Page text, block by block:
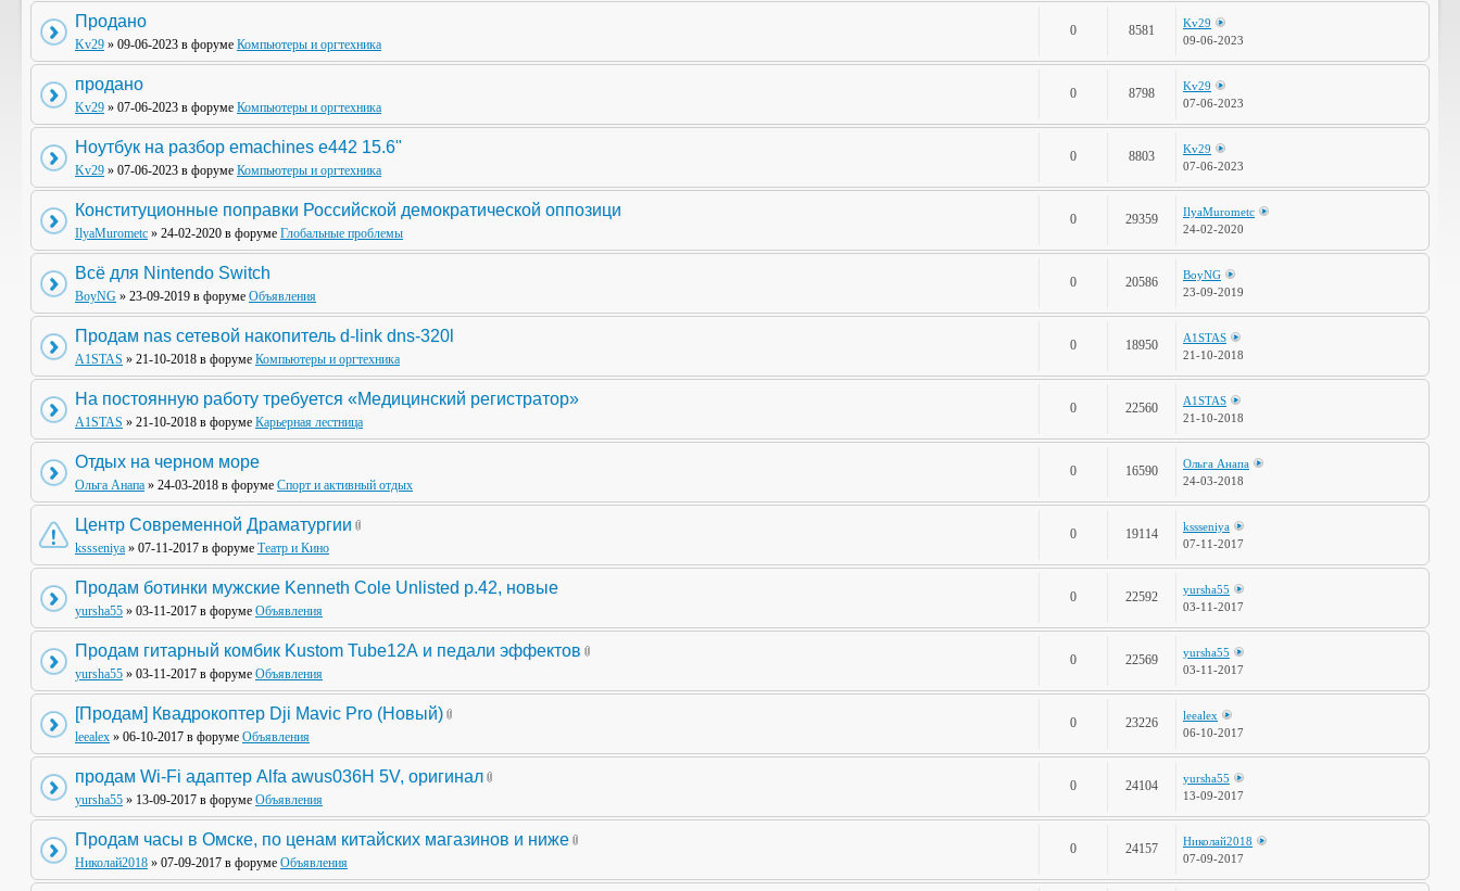
Продано
Kv29 » 09-06-2023 в форуме Компьютеры и оргтехника
0 8581
Kv29
09-06-2023
продано
Kv29 » 07-06-2023 в форуме Компьютеры и оргтехника
0 8798
Kv29
07-06-2023
Ноутбук на разбор emachines e442 15.6"
Kv29 » 07-06-2023 в форуме Компьютеры и оргтехника
0 8803
Kv29
07-06-2023
Конституционные поправки Российской демократической оппозици
IlyaMurometc » 24-02-2020 в форуме Глобальные проблемы
0 29359
IlyaMurometc
24-02-2020
Всё для Nintendo Switch
BoyNG » 23-09-2019 в форуме Объявления
0 20586
BoyNG
23-09-2019
Продам nas сетевой накопитель d-link dns-320l
A1STAS » 21-10-2018 в форуме Компьютеры и оргтехника
0 18950
A1STAS
21-10-2018
На постоянную работу требуется «Медицинский регистратор»
A1STAS » 21-10-2018 в форуме Карьерная лестница
0 22560
A1STAS
21-10-2018
Отдых на черном море
Ольга Анапа » 24-03-2018 в форуме Спорт и активный отдых
0 16590
Ольга Анапа
24-03-2018
Центр Современной Драматургии
kssseniya » 07-11-2017 в форуме Театр и Кино
0 19114
kssseniya
07-11-2017
Продам ботинки мужские Kenneth Cole Unlisted р.42, новые
yursha55 » 03-11-2017 в форуме Объявления
0 22592
yursha55
03-11-2017
Продам гитарный комбик Kustom Tube12А и педали эффектов
yursha55 » 03-11-2017 в форуме Объявления
0 22569
yursha55
03-11-2017
[Продам] Квадрокоптер Dji Mavic Pro (Новый)
leealex » 06-10-2017 в форуме Объявления
0 23226
leealex
06-10-2017
продам Wi-Fi адаптер Alfa awus036H 5V, оригинал
yursha55 » 13-09-2017 в форуме Объявления
0 24104
yursha55
13-09-2017
Продам часы в Омске, по ценам китайских магазинов и ниже
Николай2018 » 07-09-2017 в форуме Объявления
0 24157
Николай2018
07-09-2017